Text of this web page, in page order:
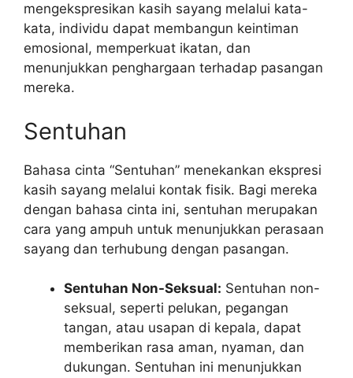
mengekspresikan kasih sayang melalui kata-
kata, individu dapat membangun keintiman
emosional, memperkuat ikatan, dan
menunjukkan penghargaan terhadap pasangan
mereka.
Sentuhan
Bahasa cinta “Sentuhan” menekankan ekspresi
kasih sayang melalui kontak fisik. Bagi mereka
dengan bahasa cinta ini, sentuhan merupakan
cara yang ampuh untuk menunjukkan perasaan
sayang dan terhubung dengan pasangan.
Sentuhan Non-Seksual: Sentuhan non-
seksual, seperti pelukan, pegangan
tangan, atau usapan di kepala, dapat
memberikan rasa aman, nyaman, dan
dukungan. Sentuhan ini menunjukkan